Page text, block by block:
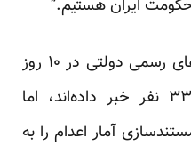
ایران هستیم.”
هر چند رسانه‌ها و خبرگزاری‌های رسمی دولتی در ۱۰ روز
گذشته از اعدام دست کم ۳۳ نفر خبر داده‌اند، اما
آمار اعدام را به